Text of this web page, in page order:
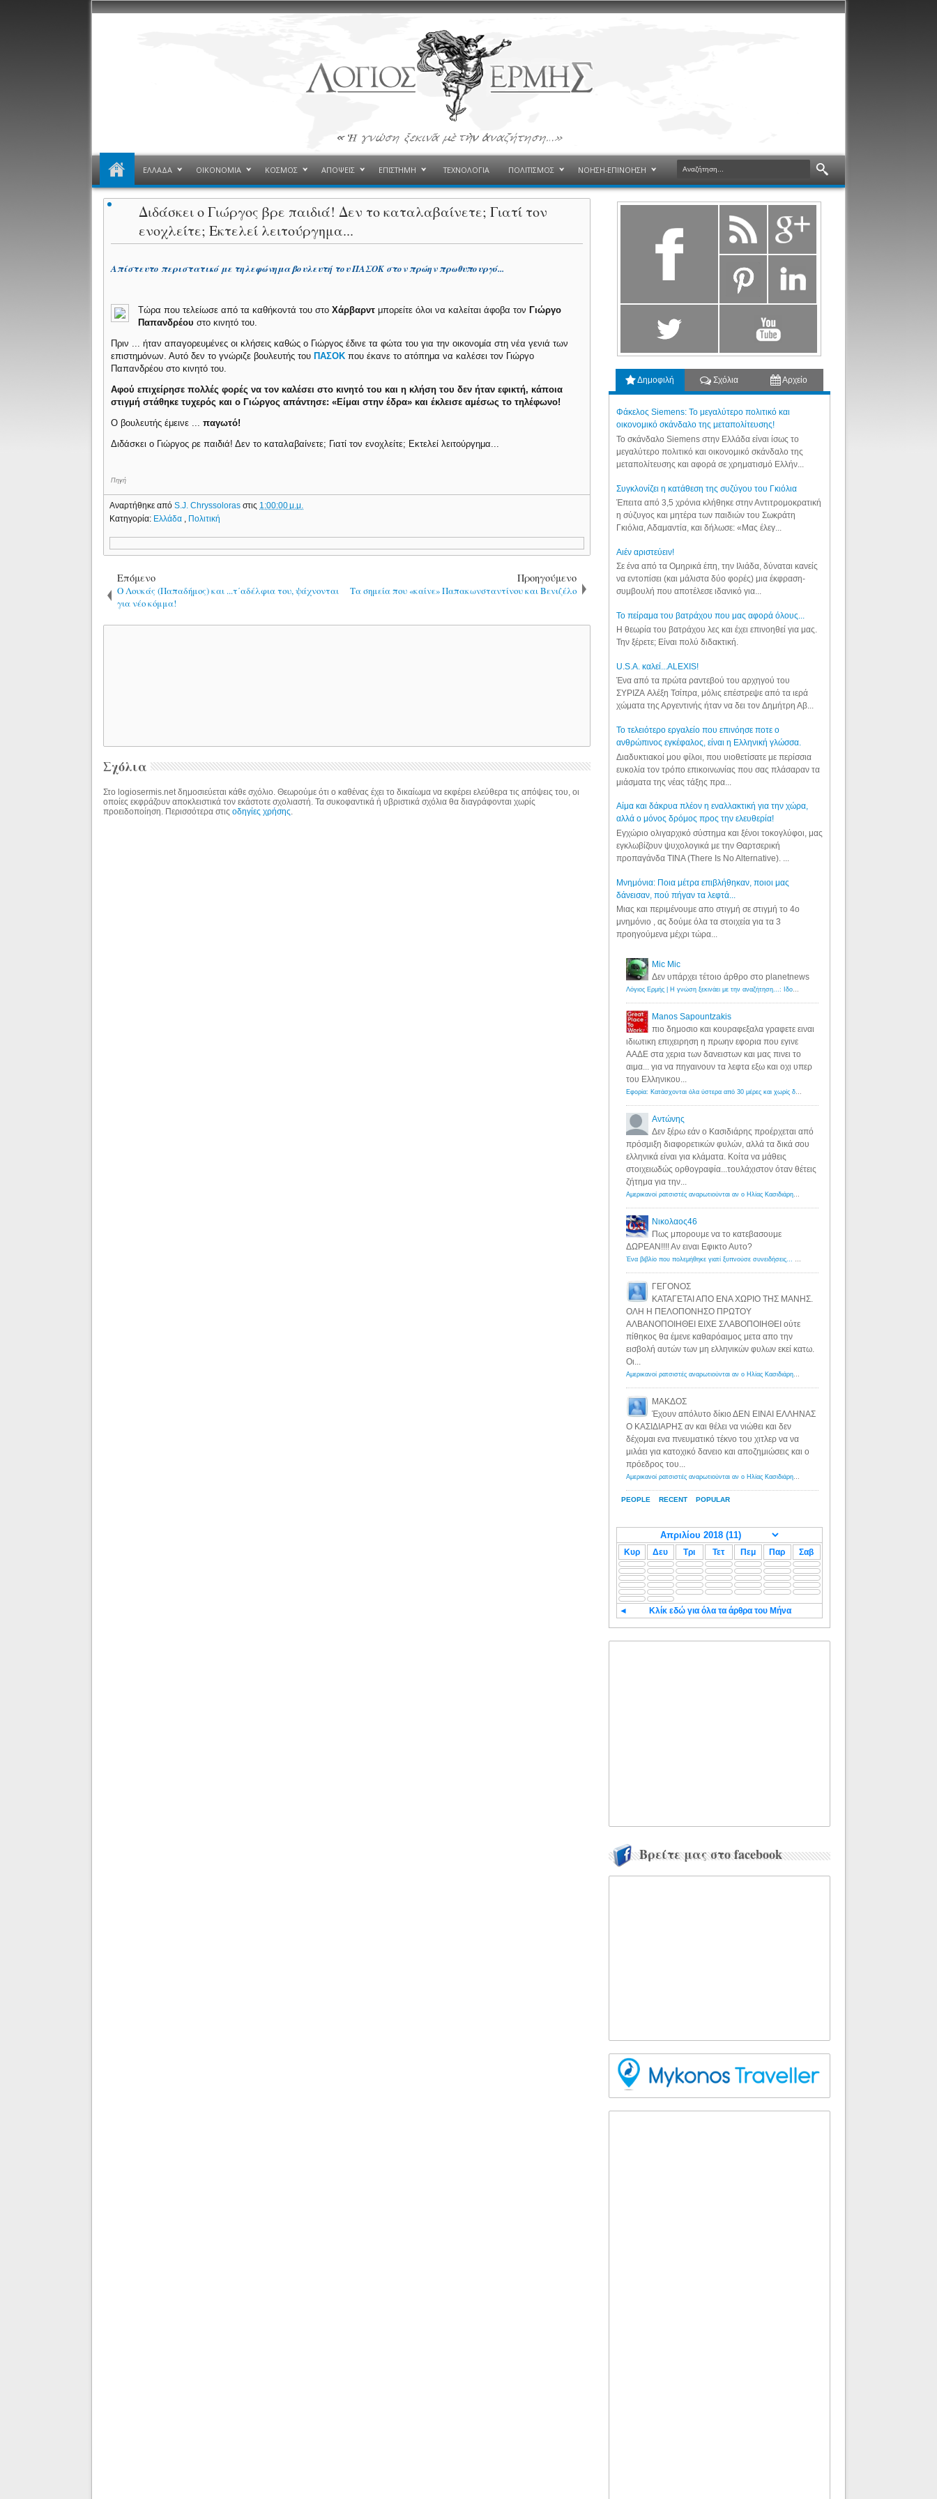
ΕΛΛΑΔΑ ΟΙΚΟΝΟΜΙΑ ΚΟΣΜΟΣ ΑΠΟΨΕΙΣ ΕΠΙΣΤΗΜΗ ΤΕΧΝΟΛΟΓΙΑ ΠΟΛΙΤΙΣΜΟΣ ΝΟΗΣΗ-ΕΠΙΝΟΗΣΗ
Διδάσκει ο Γιώργος βρε παιδιά! Δεν το καταλαβαίνετε; Γιατί τον
ενοχλείτε; Εκτελεί λειτούργημα...
Απίστευτο περιστατικό με τηλεφώνημα βουλευτή του ΠΑΣΟΚ στον πρώην πρωθυπουργό...
Τώρα που τελείωσε από τα καθήκοντά του στοΧάρβαρντ μπορείτε όλοι να καλείται άφοβα τον Γιώργο
Παπανδρέου στο κινητό του.
Πριν ... ήταν απαγορευμένες οι κλήσεις καθώς ο Γιώργος έδινε τα φώτα του για την οικονομία στη νέα γενιά των
επιστημόνων. Αυτό δεν το γνώριζε βουλευτής του ΠΑΣΟΚ που έκανε το ατόπημα να καλέσει τον Γιώργο
Παπανδρέου στο κινητό του.
Αφού επιχείρησε πολλές φορές να τον καλέσει στο κινητό του και η κλήση του δεν ήταν εφικτή, κάποια
στιγμή στάθηκε τυχερός και ο Γιώργος απάντησε: «Είμαι στην έδρα» και έκλεισε αμέσως το τηλέφωνο!
Ο βουλευτής έμεινε ... παγωτό!
Διδάσκει ο Γιώργος ρε παιδιά! Δεν το καταλαβαίνετε; Γιατί τον ενοχλείτε; Εκτελεί λειτούργημα...
Πηγή
Αναρτήθηκε απόS.J. Chryssolorasστις 1:00:00 μ.μ.
Κατηγορία: Ελλάδα Πολιτική
Επόμενο
Ο Λουκάς (Παπαδήμος) και ...τ΄αδέλφια του, ψάχνονται
για νέο κόμμα!
Προηγούμενο
Τα σημεία που «καίνε» Παπακωνσταντίνου και Βενιζέλο
Σχόλια
Στο logiosermis.net δημοσιεύεται κάθε σχόλιο. Θεωρούμε ότι ο καθένας έχει το δικαίωμα να εκφέρει ελεύθερα τις απόψεις του, οι
οποίες εκφράζουν αποκλειστικά τον εκάστοτε σχολιαστή. Τα συκοφαντικά ή υβριστικά σχόλια θα διαγράφονται χωρίς
προειδοποίηση. Περισσότερα στιςοδηγίες χρήσης
Δημοφιλή Σχόλια Αρχείο
Φάκελος Siemens: Το μεγαλύτερο πολιτικό και
οικονομικό σκάνδαλο της μεταπολίτευσης!
Το σκάνδαλο Siemens στην Ελλάδα είναι ίσως το
μεγαλύτερο πολιτικό και οικονομικό σκάνδαλο της
μεταπολίτευσης και αφορά σε χρηματισμό Ελλήν...
Συγκλονίζει η κατάθεση της συζύγου του Γκιόλια
Έπειτα από 3,5 χρόνια κλήθηκε στην Αντιτρομοκρατική
η σύζυγος και μητέρα των παιδιών του Σωκράτη
Γκιόλια, Αδαμαντία, και δήλωσε: «Μας έλεγ...
Aιέν αριστεύειν!
Σε ένα από τα Ομηρικά έπη, την Ιλιάδα, δύναται κανείς
να εντοπίσει (και μάλιστα δύο φορές) μια έκφραση-
συμβουλή που αποτέλεσε ιδανικό για...
Το πείραμα του βατράχου που μας αφορά όλους...
Η θεωρία του βατράχου λες και έχει επινοηθεί για μας.
Την ξέρετε; Είναι πολύ διδακτική.
U.S.A. καλεί...ALEXIS!
Ένα από τα πρώτα ραντεβού του αρχηγού του
ΣΥΡΙΖΑ Αλέξη Τσίπρα, μόλις επέστρεψε από τα ιερά
χώματα της Αργεντινής ήταν να δει τον Δημήτρη Αβ...
Το τελειότερο εργαλείο που επινόησε ποτε ο
ανθρώπινος εγκέφαλος, είναι η Ελληνική γλώσσα.
Διαδυκτιακοί μου φίλοι, που υιοθετίσατε με περίσσια
ευκολία τον τρόπο επικοινωνίας που σας πλάσαραν τα
μιάσματα της νέας τάξης πρα...
Αίμα και δάκρυα πλέον η εναλλακτική για την χώρα,
αλλά ο μόνος δρόμος προς την ελευθερία!
Εγχώριο ολιγαρχικό σύστημα και ξένοι τοκογλύφοι, μας
εγκλωβίζουν ψυχολογικά με την Θαρτσερική
προπαγάνδα TINA (There Is No Alternative). ...
Μνημόνια: Ποια μέτρα επιβλήθηκαν, ποιοι μας
δάνεισαν, πού πήγαν τα λεφτά...
Μιας και περιμένουμε απο στιγμή σε στιγμή το 4ο
μνημόνιο , ας δούμε όλα τα στοιχεία για τα 3
προηγούμενα μέχρι τώρα...
PEOPLE RECENT POPULAR
Mic Mic
Δεν υπάρχει τέτοιο άρθρο στο planetnews
Λόγιος Ερμής | Η γνώση ξεκινάει με την αναζήτηση...: Ιδού οι 18 που χρωστούν 11 δις ευρώ!
Manos Sapountzakis
πιο δημοσιο και κουραφεξαλα γραφετε ειναι
ιδιωτικη επιχειρηση η πρωην εφορια που εγινε
ΑΑΔΕ στα χερια των δανειστων και μας πινει το
αιμα... για να πηγαινουν τα λεφτα εξω και οχι υπερ
του Ελληνικου...
Εφορία: Κατάσχονται όλα ύστερα από 30 μέρες και χωρίς δικαστικές αποφάσεις - Λόγιος Ερμής
Αντώνης
Δεν ξέρω εάν ο Κασιδιάρης προέρχεται από
πρόσμιξη διαφορετικών φυλών, αλλά τα δικά σου
ελληνικά είναι για κλάματα. Κοίτα να μάθεις
στοιχειωδώς ορθογραφία...τουλάχιστον όταν θέτεις
ζήτημα για την...
Αμερικανοί ρατσιστές αναρωτιούνται αν ο Ηλίας Κασιδιάρης ανήκει στη λευκή φυλή... - Λόγιος Ερμής
Νικολαος46
Πως μπορουμε να το κατεβασουμε
ΔΩΡΕΑΝ!!!! Αν ειναι Εφικτο Αυτο?
Ένα βιβλίο που πολεμήθηκε γιατί ξυπνούσε συνειδήσεις... - Λόγιος Ερμής | Η γνώση ξεκινάει με την αναζήτηση...
ΓΕΓΟΝΟΣ
ΚΑΤΑΓΕΤΑΙ ΑΠΟ ΕΝΑ ΧΩΡΙΟ ΤΗΣ ΜΑΝΗΣ.
ΟΛΗ Η ΠΕΛΟΠΟΝΗΣΟ ΠΡΩΤΟΥ
ΑΛΒΑΝΟΠΟΙΗΘΕΙ ΕΙΧΕ ΣΛΑΒΟΠΟΙΗΘΕΙ ούτε
πίθηκος θα έμενε καθαρόαιμος μετα απο την
εισβολή αυτών των μη ελληνικών φυλων εκεί κατω.
Οι...
Αμερικανοί ρατσιστές αναρωτιούνται αν ο Ηλίας Κασιδιάρης ανήκει στη λευκή φυλή... - Λόγιος Ερμής
ΜΑΚΔΟΣ
Έχουν απόλυτο δίκιο ΔΕΝ ΕΙΝΑΙ ΕΛΛΗΝΑΣ
Ο ΚΑΣΙΔΙΑΡΗΣ αν και θέλει να νιώθει και δεν
δέχομαι ενα πνευματικό τέκνο του χιτλερ να να
μιλάει για κατοχικό δανειο και αποζημιώσεις και ο
πρόεδρος του...
Αμερικανοί ρατσιστές αναρωτιούνται αν ο Ηλίας Κασιδιάρης ανήκει στη λευκή φυλή... - Λόγιος Ερμής
Κυρ Δευ Τρι Τετ Πεμ Παρ Σαβ
◄ Κλίκ εδώ για όλα τα άρθρα του Μήνα
Βρείτε μας στο facebook